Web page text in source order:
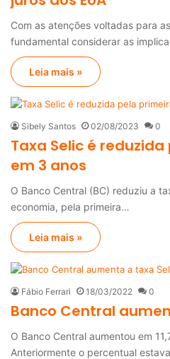
Com as atenções voltadas para
fundamental considerar as
Leia mais »
Sibely Santos 02/08/2023 0
Taxa Selic é
em 3 anos
O Banco Central (BC) reduziu a
economia, pela primeira…
Leia mais »
Fábio Ferrari 18/03/2022 0
Banco Central
O Banco Central aumentou em
Anteriormente o percentual